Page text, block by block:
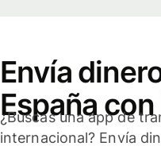
Envía
España
¿Buscas una app de
internacional? Envía